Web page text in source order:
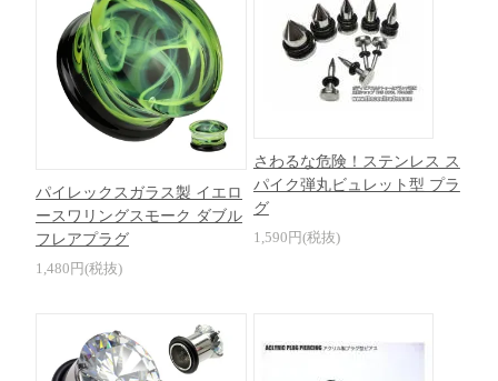
パイレックスガラス製 イエロ
ースワリングスモーク ダブル
フレアプラグ
1,480円(税抜)
さわるな危険！ステンレス ス
パイク弾丸ビュレット型 プラ
グ
1,590円(税抜)